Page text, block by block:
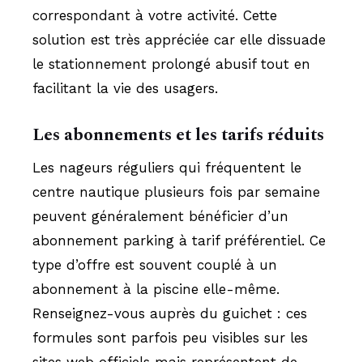
correspondant à votre activité. Cette
solution est très appréciée car elle dissuade
le stationnement prolongé abusif tout en
facilitant la vie des usagers.
Les abonnements et les tarifs réduits
Les nageurs réguliers qui fréquentent le
centre nautique plusieurs fois par semaine
peuvent généralement bénéficier d’un
abonnement parking à tarif préférentiel. Ce
type d’offre est souvent couplé à un
abonnement à la piscine elle-même.
Renseignez-vous auprès du guichet : ces
formules sont parfois peu visibles sur les